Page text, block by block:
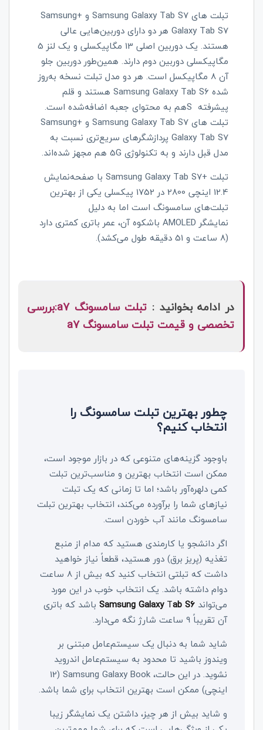
تبلت هایSamsung Galaxy Tab S7و +Samsung
Galaxy Tab S7هر دو دارای دوربین‌هایی عالی
هستند. یک دوربین اصلی 13 مگاپیکسلی و یک لنز 5
مگاپیکسلی دوربین دوم دارند. همین‌طور دوربین جلو
آن 8 مگاپیکسل است. هر دو مدل تبلت نسخه به‌روز
شده Samsung Galaxy Tab S6هستند و قلم
پیشرفته Sهم به محتوای جعبه اضافه‌شده است.
تبلت هایSamsung Galaxy Tab S7و +Samsung
Galaxy Tab S7پردازشگرهای سریع‌تری نسبت به
مدل قبل دارند و به تکنولوژی 5Gهم مجهز شده‌اند.
تبلت +Samsung Galaxy Tab S7با صفحه‌نمایش
12.4 اینچی 2800 در 1752 پیکسلی یکی از بهترین
تبلت‌های سامسونگ است اما به دلیل
نمایشگر AMOLEDباشکوه آن، عمر باتری کمتری دارد
(8 ساعت و 51 دقیقه طول می‌کشد).
در ادامه بخوانید :
تبلت سامسونگ a7:بررسی
تخصصی و قیمت تبلت سامسونگ a7
چطور بهترین تبلت سامسونگ را
انتخاب کنیم؟
باوجود گزینه‌های متنوعی که در بازار موجود است،
ممکن است انتخاب بهترین و مناسب‌ترین تبلت
کمی دلهره‌آور باشد؛ اما تا زمانی که یک تبلت
نیازهای شما را برآورده می‌کند، انتخاب بهترین تبلت
سامسونگ مانند آب خوردن است.
اگر دانشجو یا کارمندی هستید که مدام از منبع
تغذیه (پریز برق) دور هستید، قطعاً نیاز خواهید
داشت که تبلتی انتخاب کنید که بیش از 8 ساعت
دوام داشته باشد. یک انتخاب خوب در این مورد
می‌تواند
Samsung GalaxyTab S6
باشد که باتری
آن تقریباً 9 ساعت شارژ نگه می‌دارد.
شاید شما به دنبال یک سیستم‌عامل مبتنی بر
ویندوز باشید تا محدود به سیستم‌عامل اندروید
نشوید. در این حالت،Samsung Galaxy Book
(12
اینچی) ممکن است بهترین انتخاب برای شما باشد.
و شاید بیش از هر چیز، داشتن یک نمایشگر زیبا